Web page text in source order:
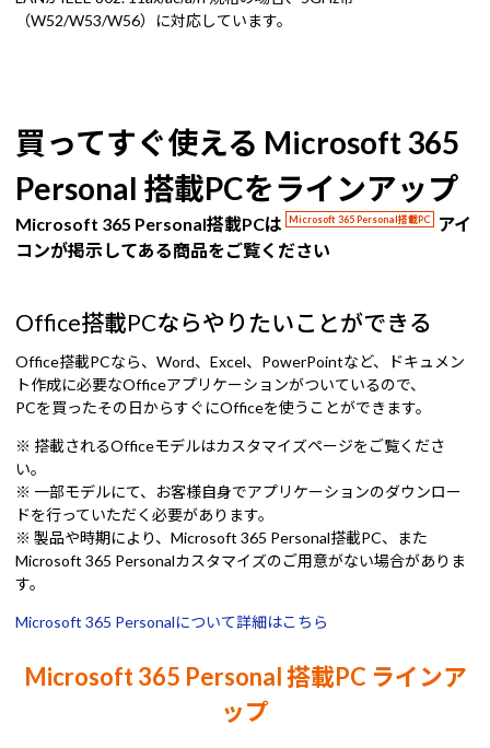
（W52/W53/W56）に対応しています。
買ってすぐ使える Microsoft 365
Personal 搭載PCをラインアップ
Microsoft 365 Personal搭載PCは Microsoft 365 Personal搭載PC
アイ
コンが掲示してある商品をご覧ください
Office搭載PCならやりたいことができる
Office搭載PCなら、Word、Excel、PowerPointなど、ドキュメン
ト作成に必要なOfficeアプリケーションがついているので、
PCを買ったその日からすぐにOfficeを使うことができます。
※ 搭載されるOfficeモデルはカスタマイズページをご覧くださ
い。
※ 一部モデルにて、お客様自身でアプリケーションのダウンロー
ドを行っていただく必要があります。
※ 製品や時期により、Microsoft 365 Personal搭載PC、また
Microsoft 365 Personalカスタマイズのご用意がない場合がありま
す。
Microsoft 365 Personalについて詳細はこちら
Microsoft 365 Personal 搭載PC ラインア
ップ